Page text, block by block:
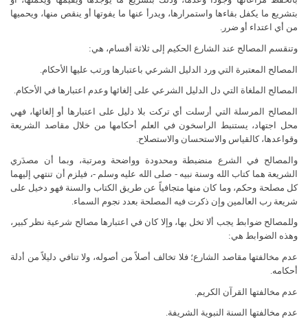
بتشريع ما يكفل بقاءها واستمرارها، ويدرأ عنها ما يفوتها أو ينقص منها، ويحميها
من أي اعتداء أو ضرر.
وتنقسم المصالح عند الشارع الحكيم إلى ثلاثة أقسام، هي:
المصالح المعتبرة التي ورد الدليل الشرعي باعتبارها ورتب عليها الأحكام.
المصالح الملغاة التي دل الدليل الشرعي على إلغائها وعدم اعتبارها في الأحكام.
المصالح المرسلة التي أرسلت أي تركت بلا دليل على اعتبارها أو إلغائها، فهي
محل اجتهاد، يستنبط الراسخون في العلم أحكامها من خلال مقاصد الشريعة
وقواعدها، كالقياس والاستحسان والاستصلاح.
والمصالح في الشرع منضبطة ومحدودة وواضحة ومرتبة، وبما أن مصدَري
الشريعة هما كتاب الله وسنة نبيه - صلى الله عليه وسلم -، فيلزم أن تنتهي إليهما
كل مصلحة وحكم، وما كان منها متجافياً عن طريق الكتاب والسنة فهو دخيل على
شريعة رب العالمين وإن ذكرت فيه المصلحة بعدد نجوم السماء.
وللمصالح ضوابط يجب ألا تخل بها، وإلا كان في اعتبارها مصالح شرعية نظر كبير،
وهذه الضوابط هي:
عدم مخالفتها مقاصد الشارع؛ فلا تخالف أصلاً من أصوله، ولا تنافي دليلاً من أدلة
أحكامه.
عدم مخالفتها القرآن الكريم.
عدم مخالفتها السنة النبوية الشريفة.